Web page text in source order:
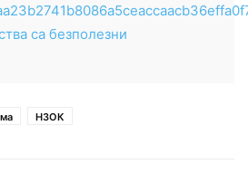
са безполезни
НЗОК